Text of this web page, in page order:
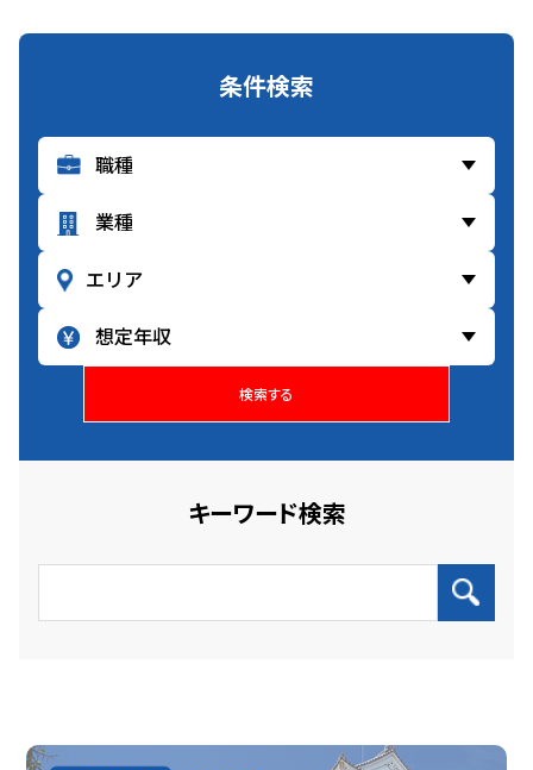
条件検索
検索する
キーワード検索